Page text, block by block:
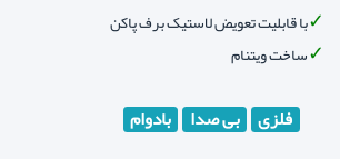
با قابلیت تعویض لاستیک برف پاکن
ساخت ویتنام
فلزی بی صدا بادوام